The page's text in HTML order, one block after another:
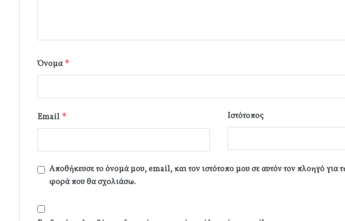
Όνομα*
Email * Ιστότοπος
Αποθήκευσε το όνομά μου, email, και τον ιστότοπο μου σε αυτόν τον πλοηγό για
φορά που θα σχολιάσω.